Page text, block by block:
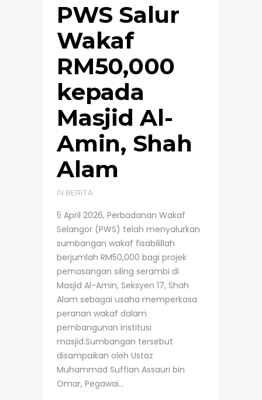
PWS Salur
Wakaf
RM50,000
kepada
Masjid Al-
Amin, Shah
Alam
IN BERITA
5 April 2026, Perbadanan Wakaf
Selangor (PWS) telah menyalurkan
sumbangan wakaf fisabilillah
berjumlah RM50,000 bagi projek
pemasangan siling serambi di
Masjid Al-Amin, Seksyen 17, Shah
Alam sebagai usaha memperkasa
peranan wakaf dalam
pembangunan institusi
masjid.Sumbangan tersebut
disampaikan oleh Ustaz
Muhammad Suffian Assauri bin
Omar, Pegawai...